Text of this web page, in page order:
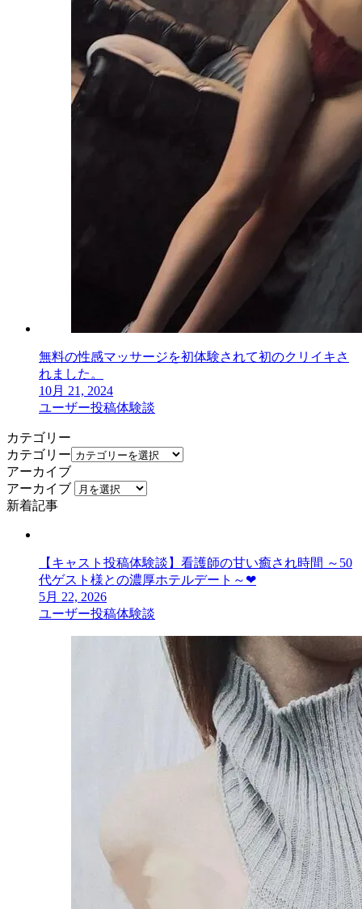
無料の性感マッサージを初体験されて初のクリイキさ
れました。
10月 21, 2024
ユーザー投稿体験談
カテゴリー
カテゴリー
アーカイブ
アーカイブ
新着記事
【キャスト投稿体験談】看護師の甘い癒され時間 ～50
代ゲスト様との濃厚ホテルデート～❤
5月 22, 2026
ユーザー投稿体験談